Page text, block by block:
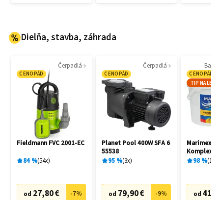
Dielňa, stavba, záhrada
Čerpadlá
CENOPÁD
Fieldmann FVC 2001-EC
84% 54x
od 27,80 € -7%
Čerpadlá
CENOPÁD
Planet Pool 400W SFA 6
55538
95% 3x
od 79,90 € -9%
CENOPÁD
TIP NA LETO
Marimex
Komplex
98% 18
od